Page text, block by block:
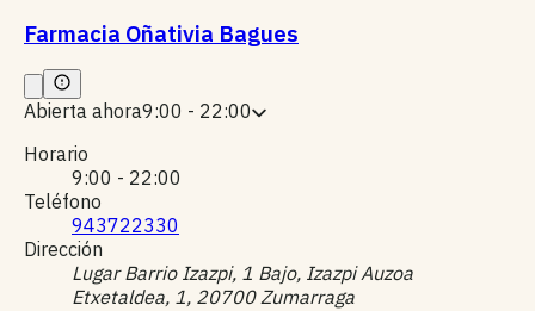
Farmacia Oñativia Bagues
Abierta ahora9:00 - 22:00
Horario
9:00 - 22:00
Teléfono
943722330
Dirección
Lugar Barrio Izazpi, 1 Bajo, Izazpi Auzoa
Etxetaldea, 1, 20700 Zumarraga